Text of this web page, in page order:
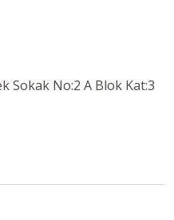
Sokak No:2 A Blok Kat:3